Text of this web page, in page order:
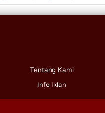
Tentang Kami
Info Iklan